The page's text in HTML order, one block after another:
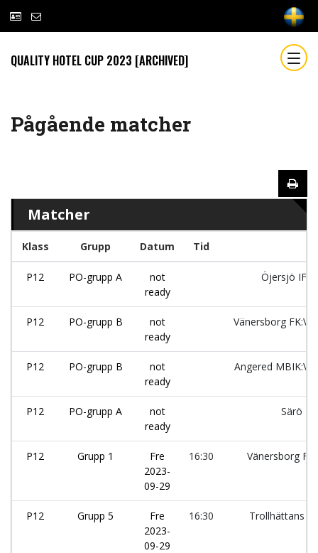
QUALITY HOTEL CUP 2023 [ARCHIVED]
Pågående matcher
Matcher
Klass Grupp Datum Tid
P12 PO-grupp A
not
ready
Öjersjö IF:1
P12 PO-grupp B
not
ready
Vänersborg FK:Vit
P12 PO-grupp B
not
ready
Angered MBIK:Vit
P12 PO-grupp A
not
ready
Särö IK
P12 Grupp 1
Fre
2023-
09-29
16:30 Vänersborg
P12 Grupp 5
Fre
2023-
09-29
16:30 Trollhättans